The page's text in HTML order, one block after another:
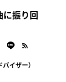
に振り回
イザー）